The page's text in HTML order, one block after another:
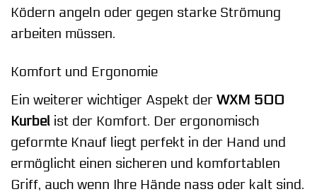
Ködern angeln oder gegen starke Strömung
arbeiten müssen.
Komfort und Ergonomie
Ein weiterer wichtiger Aspekt der WXM 500
Kurbel ist der Komfort. Der ergonomisch
geformte Knauf liegt perfekt in der Hand und
ermöglicht einen sicheren und komfortablen
Griff, auch wenn Ihre Hände nass oder kalt sind.